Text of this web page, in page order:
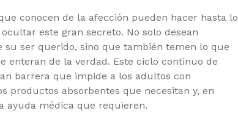
conocen de la afección pueden hacer hasta lo
este gran secreto. No solo desean
su ser querido, sino que también temen lo que
enteran de la verdad. Este ciclo continuo de
barrera que impide a los adultos con
productos absorbentes que necesitan y, en
ayuda médica que requieren.